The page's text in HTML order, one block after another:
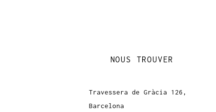
NOUS TROUVER
Travessera de Gràcia 126,
Barcelona